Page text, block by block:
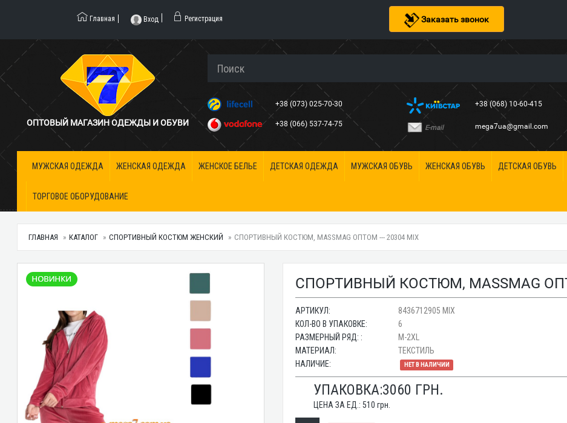
Заказать звонок
Главная Вход Регистрация
ОПТОВЫЙ МАГАЗИН ОДЕЖДЫ И ОБУВИ
+38 (073) 025-70-30
+38 (066) 537-74-75
+38 (068) 10-60-415
E-mail mega7ua@gmail.com
МУЖСКАЯ ОДЕЖДА ЖЕНСКАЯ ОДЕЖДА ЖЕНСКОЕ БЕЛЬЕ ДЕТСКАЯ ОДЕЖДА МУЖСКАЯ ОБУВЬ ЖЕНСКАЯ ОБУВЬ ДЕТСКАЯ ОБУВЬ
ТОРГОВОЕ ОБОРУДОВАНИЕ
ГЛАВНАЯ КАТАЛОГ СПОРТИВНЫЙ КОСТЮМ ЖЕНСКИЙ СПОРТИВНЫЙ КОСТЮМ, MASSMAG ОПТОМ --- 20304 MIX
СПОРТИВНЫЙ КОСТЮМ, MASSMAG
АРТИКУЛ:
8436712905 MIX
КОЛ-ВО В УПАКОВКЕ:
6
РАЗМЕРНЫЙ РЯД: :
M-2XL
МАТЕРИАЛ:
ТЕКСТИЛЬ
НАЛИЧИЕ:
НЕТ В НАЛИЧИИ
УПАКОВКА:3060 ГРН.
ЦЕНА ЗА ЕД.:510 грн.